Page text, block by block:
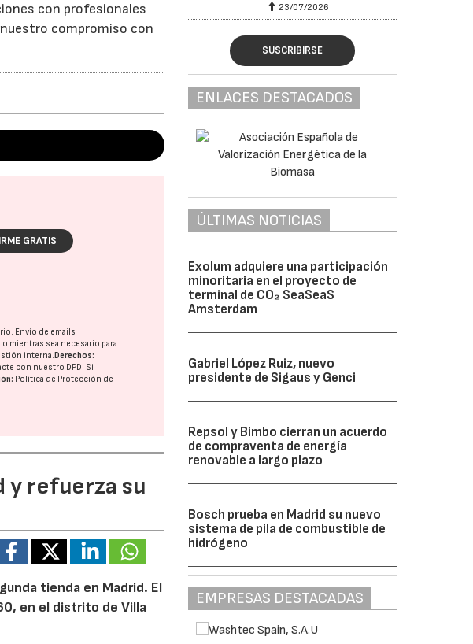
con profesionales
compromiso con
GRATIS
Envío de emails
mientras sea necesario para
interna. Derechos:
con nuestro DPD. Si
Política de Protección de
y refuerza su
tienda en Madrid. El
en el distrito de Villa
30/07/2026 23/07/2026
SUSCRIBIRSE
ENLACES DESTACADOS
ÚLTIMAS NOTICIAS
Exolum adquiere una participación
minoritaria en el proyecto de
terminal de CO₂ SeaSeaS
Amsterdam
Gabriel López Ruiz, nuevo
presidente de Sigaus y Genci
Repsol y Bimbo cierran un acuerdo
de compraventa de energía
renovable a largo plazo
Bosch prueba en Madrid su nuevo
sistema de pila de combustible de
hidrógeno
EMPRESAS DESTACADAS